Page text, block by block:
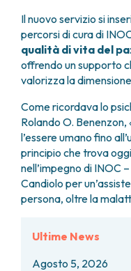
Il nuovo servizio si
percorsi di cura di
qualità di vita del
offrendo un supporto
valorizza la
Come ricordava lo
Rolando O. Benenzon,
l’essere umano fino
principio che trova
nell’impegno di INOC
Candiolo per
persona, oltre la
Ultime News
Agosto 5, 2026